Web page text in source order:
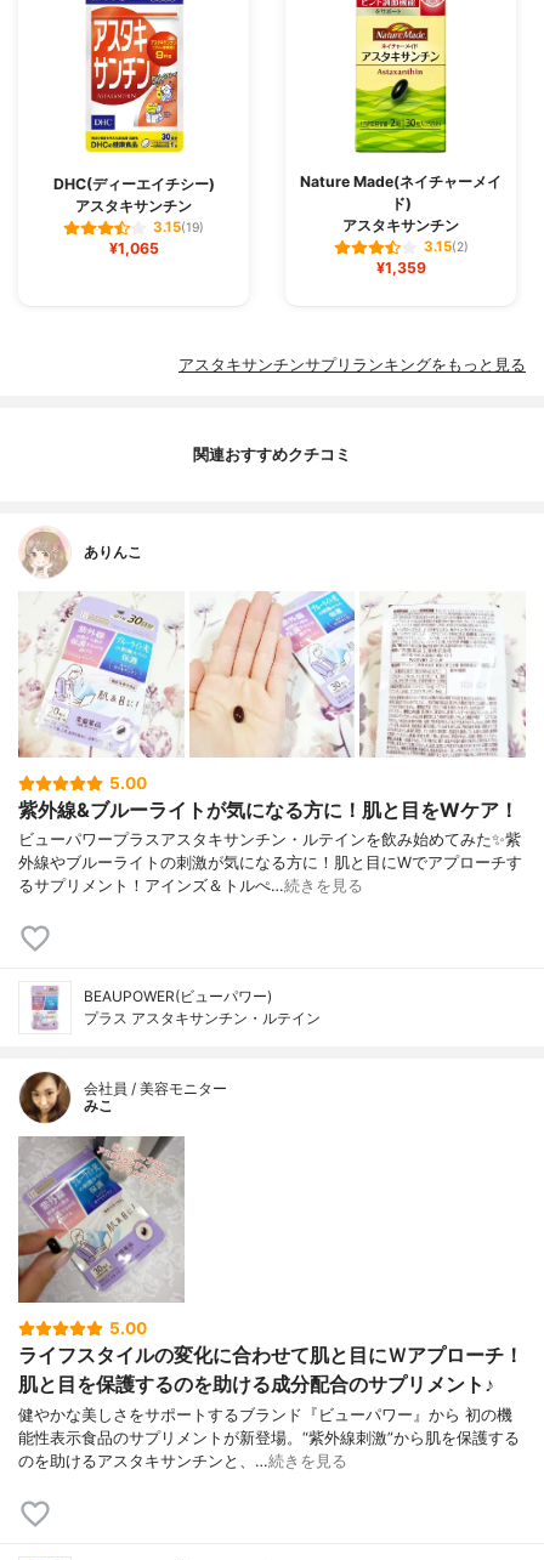
DHC(ディーエイチシー)
アスタキサンチン
3.15(19)
¥1,065
Nature Made(ネイチャーメイ
ド)
アスタキサンチン
3.15(2)
¥1,359
アスタキサンチンサプリランキングをもっと見る
関連おすすめクチコミ
ありんこ
5.00
紫外線&ブルーライトが気になる方に！肌と目をWケア！
ビューパワープラスアスタキサンチン・ルテインを飲み始めてみた✨紫
外線やブルーライトの刺激が気になる方に！肌と目にWでアプローチす
るサプリメント！アインズ＆トルぺ…続きを見る
BEAUPOWER(ビューパワー)
プラス アスタキサンチン・ルテイン
会社員 / 美容モニター
みこ
5.00
ライフスタイルの変化に合わせて肌と目にＷアプローチ！
肌と目を保護するのを助ける成分配合のサプリメント♪
健やかな美しさをサポートするブランド『ビューパワー』から 初の機
能性表示食品のサプリメントが新登場。“紫外線刺激”から肌を保護する
のを助けるアスタキサンチンと、…続きを見る